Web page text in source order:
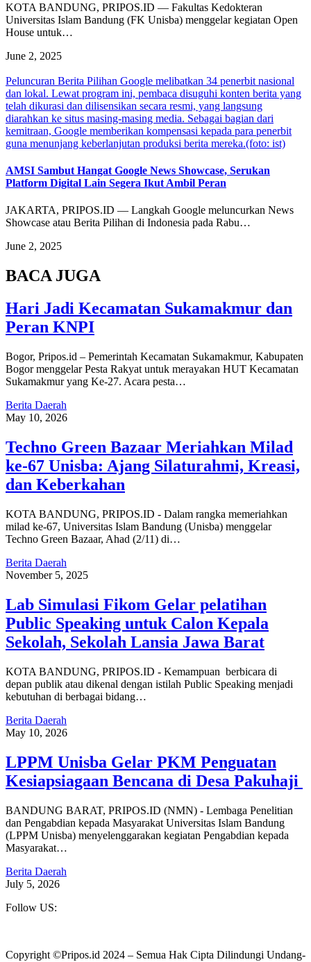
KOTA BANDUNG, PRIPOS.ID — Fakultas Kedokteran
Universitas Islam Bandung (FK Unisba) menggelar kegiatan Open
House untuk…
June 2, 2025
Peluncuran Berita Pilihan Google melibatkan 34 penerbit nasional
dan lokal. Lewat program ini, pembaca disuguhi konten berita yang
telah dikurasi dan dilisensikan secara resmi, yang langsung
diarahkan ke situs masing-masing media. Sebagai bagian dari
kemitraan, Google memberikan kompensasi kepada para penerbit
guna menunjang keberlanjutan produksi berita mereka.(foto: ist)
AMSI Sambut Hangat Google News Showcase, Serukan
Platform Digital Lain Segera Ikut Ambil Peran
JAKARTA, PRIPOS.ID — Langkah Google meluncurkan News
Showcase atau Berita Pilihan di Indonesia pada Rabu…
June 2, 2025
BACA JUGA
Hari Jadi Kecamatan Sukamakmur dan
Peran KNPI
Bogor, Pripos.id – Pemerintah Kecamatan Sukamakmur, Kabupaten
Bogor menggelar Pesta Rakyat untuk merayakan HUT Kecamatan
Sukamakmur yang Ke-27. Acara pesta…
Berita Daerah
May 10, 2026
Techno Green Bazaar Meriahkan Milad
ke-67 Unisba: Ajang Silaturahmi, Kreasi,
dan Keberkahan
KOTA BANDUNG, PRIPOS.ID - Dalam rangka memeriahkan
milad ke-67, Universitas Islam Bandung (Unisba) menggelar
Techno Green Bazaar, Ahad (2/11) di…
Berita Daerah
November 5, 2025
Lab Simulasi Fikom Gelar pelatihan
Public Speaking untuk Calon Kepala
Sekolah, Sekolah Lansia Jawa Barat
KOTA BANDUNG, PRIPOS.ID - Kemampuan berbicara di
depan publik atau dikenal dengan istilah Public Speaking menjadi
kebutuhan di berbagai bidang…
Berita Daerah
May 10, 2026
LPPM Unisba Gelar PKM Penguatan
Kesiapsiagaan Bencana di Desa Pakuhaji
BANDUNG BARAT, PRIPOS.ID (NMN) - Lembaga Penelitian
dan Pengabdian kepada Masyarakat Universitas Islam Bandung
(LPPM Unisba) menyelenggarakan kegiatan Pengabdian kepada
Masyarakat…
Berita Daerah
July 5, 2026
Follow US:
Copyright ©Pripos.id 2024 – Semua Hak Cipta Dilindungi Undang-